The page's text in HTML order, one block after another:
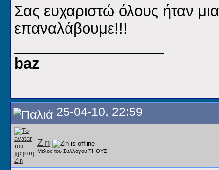
Σας ευχαριστώ όλους ήταν
επαναλάβουμε!!!
baz
25-04-10, 22:59
Zin
Μέλος του Συλλόγου ΤΗΘΥΣ